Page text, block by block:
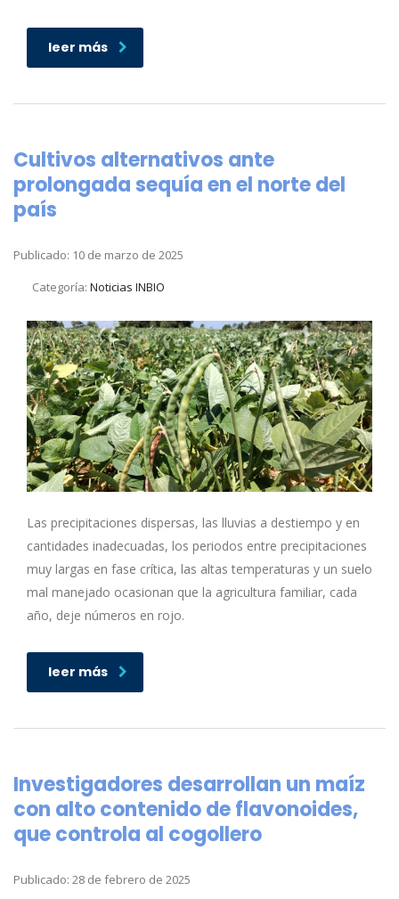
leer más
Cultivos alternativos ante
prolongada sequía en el norte del
país
Publicado: 10 de marzo de 2025
Categoría: Noticias INBIO
Las precipitaciones dispersas, las lluvias a destiempo y en
cantidades inadecuadas, los periodos entre precipitaciones
muy largas en fase crítica, las altas temperaturas y un suelo
mal manejado ocasionan que la agricultura familiar, cada
año, deje números en rojo.
leer más
Investigadores desarrollan un maíz
con alto contenido de flavonoides,
que controla al cogollero
Publicado: 28 de febrero de 2025